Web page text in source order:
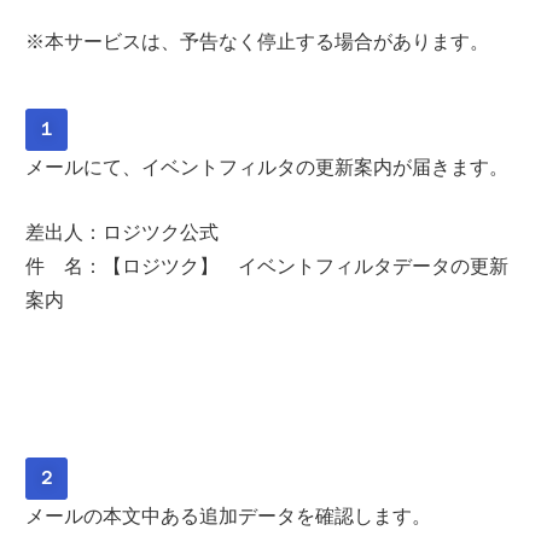
※本サービスは、予告なく停止する場合があります。
１
メールにて、イベントフィルタの更新案内が届きます。
差出人：ロジツク公式
件 名：【 ロジツク 】 イベントフィルタデータの更新
案内
２
メールの本文中ある追加データを確認します。